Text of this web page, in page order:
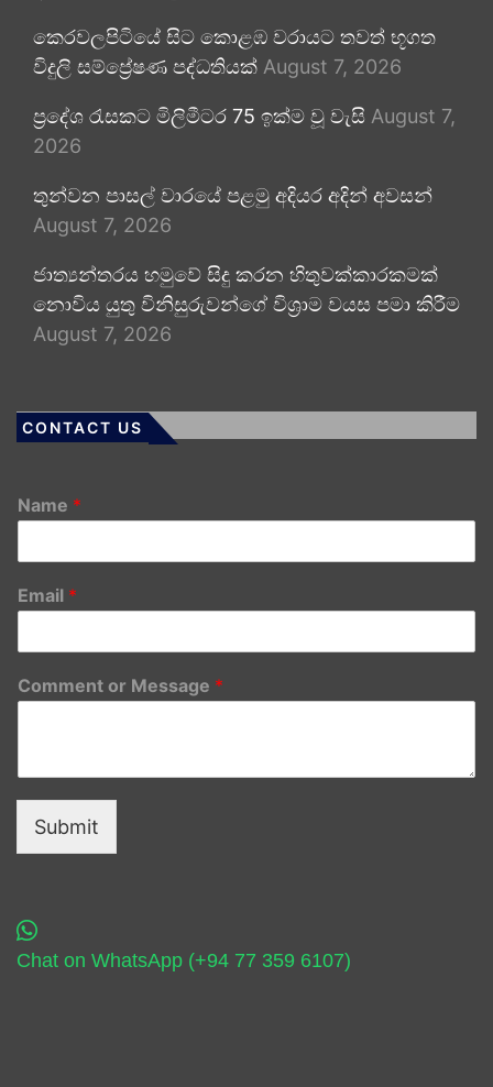
කෙරවලපිටියේ සිට කොළඹ වරායට තවත් භූගත
විදුලි සම්ප්‍රේෂණ පද්ධතියක් August 7, 2026
ප්‍රදේශ රැසකට මිලිමීටර 75 ඉක්ම වූ වැසි August 7,
2026
තුන්වන පාසල් වාරයේ පළමු අදියර අදින් අවසන්
August 7, 2026
ජාත්‍යන්තරය හමුවේ සිදු කරන හිතුවක්කාරකමක්
නොවිය යුතු විනිසුරුවන්ගේ විශ්‍රාම වයස පමා කිරීම
August 7, 2026
CONTACT US
Name *
Email *
Comment or Message *
Submit
Chat on WhatsApp (+94 77 359 6107)